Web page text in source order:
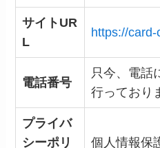
サイトUR
L
https://
電話番号
只今、電話
行っており
プライバ
シーポリ
個人情報保